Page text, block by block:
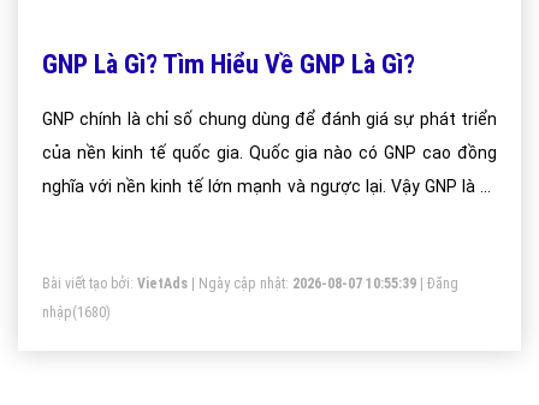
GNP Là Gì? Tìm Hiểu Về GNP Là Gì?
GNP chính là chỉ số chung dùng để đánh giá sự phát triển
của nền kinh tế quốc gia. Quốc gia nào có GNP cao đồng
nghĩa với nền kinh tế lớn mạnh và ngược lại. Vậy GNP là gì,
Bài viết tạo bởi: VietAds | Ngày cập nhật: 2026-08-07 10:55:39
Đăng
nhập(1680)